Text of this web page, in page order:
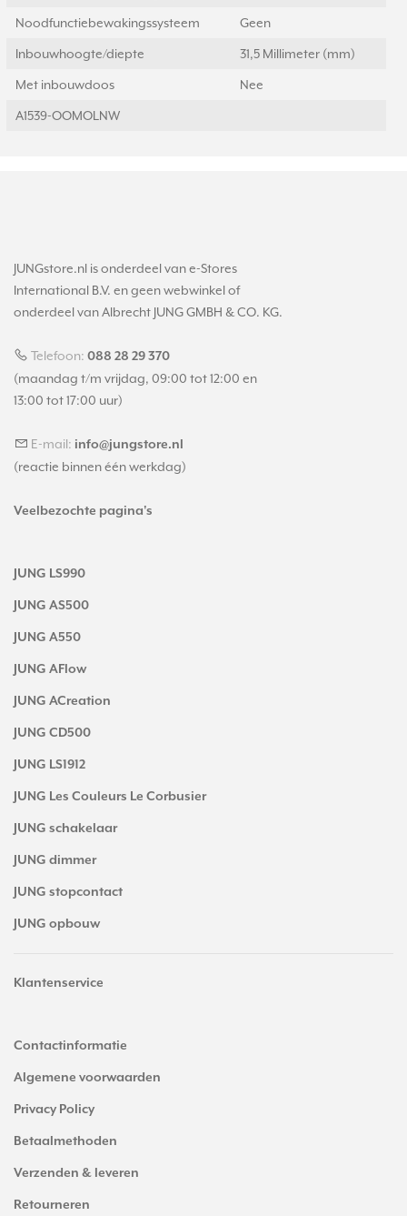
Noodfunctiebewakingssysteem Geen
Inbouwhoogte/diepte 31,5 Millimeter (mm)
Met inbouwdoos Nee
A1539-OOMOLNW
JUNGstore.nl is onderdeel van e-Stores
International B.V. en geen webwinkel of
onderdeel van Albrecht JUNG GMBH & CO. KG.
Telefoon: 088 28 29 370
(maandag t/m vrijdag, 09:00 tot 12:00 en
13:00 tot 17:00 uur)
E-mail: info@jungstore.nl
(reactie binnen één werkdag)
Veelbezochte pagina's
JUNG LS990
JUNG AS500
JUNG A550
JUNG AFlow
JUNG ACreation
JUNG CD500
JUNG LS1912
JUNG Les Couleurs Le Corbusier
JUNG schakelaar
JUNG dimmer
JUNG stopcontact
JUNG opbouw
Klantenservice
Contactinformatie
Algemene voorwaarden
Privacy Policy
Betaalmethoden
Verzenden & leveren
Retourneren